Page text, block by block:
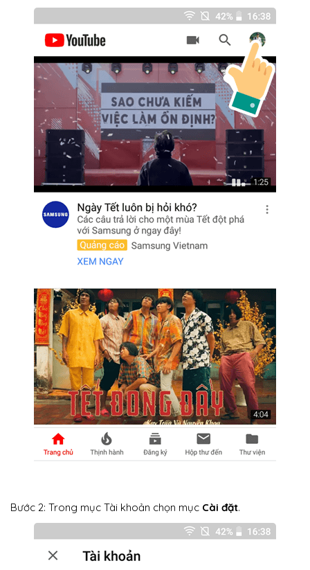
Bước 2: Trong mục Tài khoản chọn mục Cài đặt.